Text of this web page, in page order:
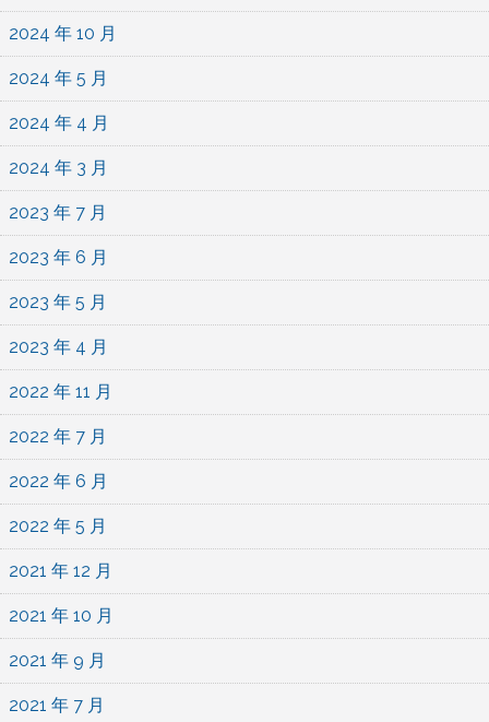
2024 年 10 月
2024 年 5 月
2024 年 4 月
2024 年 3 月
2023 年 7 月
2023 年 6 月
2023 年 5 月
2023 年 4 月
2022 年 11 月
2022 年 7 月
2022 年 6 月
2022 年 5 月
2021 年 12 月
2021 年 10 月
2021 年 9 月
2021 年 7 月